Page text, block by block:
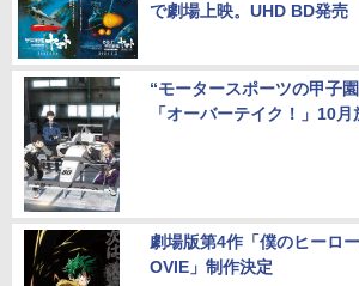
で劇場上映。UHD BD発売
“モータースポーツの甲子
「オーバーテイク！」10月
劇場版第4作「僕のヒーロ
OVIE」制作決定